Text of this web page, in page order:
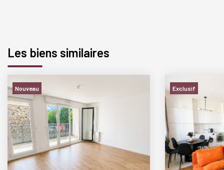
Les biens similaires
Nouveau Exclusif